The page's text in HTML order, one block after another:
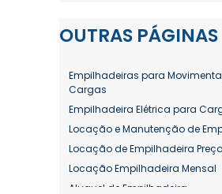
OUTRAS PÁGINAS
Empilhadeiras para
Cargas
Empilhadeira Elétrica para
Locação e Manutenção de
Locação de Empilhadeira Preço
Locação Empilhadeira Mensal
Aluguel de Empilhadeira